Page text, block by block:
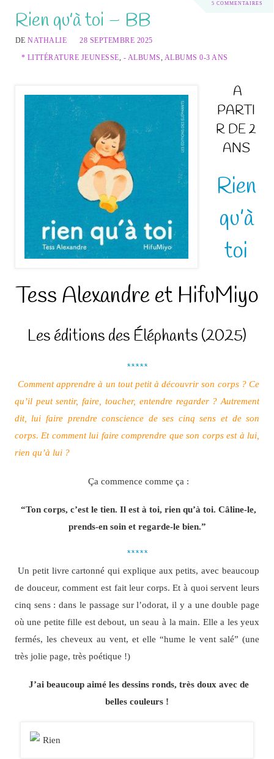
5 COMMENTAIRES
Rien qu’à toi – BB
DENATHALIE
28 SEPTEMBRE 2025
* LITTÉRATURE JEUNESSE, - ALBUMS, ALBUMS 0-3 ANS
A
PARTI
R DE 2
ANS
Rien
qu’à
toi
Tess Alexandre et HifuMiyo
Les éditions des Éléphants (2025)
*****
Comment apprendre à un tout petit à découvrir son corps ? Ce
qu’il peut sentir, faire, toucher, entendre regarder ? Autrement
dit, lui faire prendre conscience de ses cinq sens et de son
corps. Et comment lui faire comprendre que son corps est à lui,
rien qu’à lui ?
Ça commence comme ça :
“Ton corps, c’est le tien. Il est à toi, rien qu’à toi. Câline-le,
prends-en soin et regarde-le bien.”
*****
Un petit livre cartonné qui explique aux petits, avec beaucoup
de douceur, comment est fait leur corps. Et à quoi servent leurs
cinq sens : dans le passage sur l’odorat, il y a une double page
où une petite fille est debout, un seau à la main. Elle a les yeux
fermés, les cheveux au vent, et elle “hume le vent salé” (une
très jolie page, très poétique !)
J’ai beaucoup aimé les dessins ronds, très doux avec de
belles couleurs !